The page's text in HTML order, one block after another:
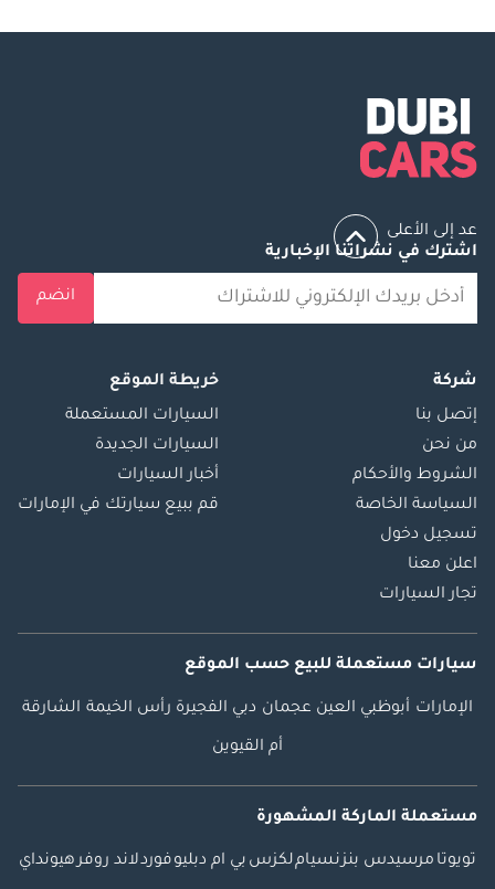
عد إلى الأعلى
اشترك في نشراتنا الإخبارية
انضم
شركة
إتصل بنا
من نحن
الشروط والأحكام
السياسة الخاصة
تسجيل دخول
اعلن معنا
تجار السيارات
خريطة الموقع
السيارات المستعملة
السيارات الجديدة
أخبار السيارات
قم ببيع سيارتك في الإمارات
سيارات مستعملة للبيع حسب الموقع
الإمارات أبوظبي العين عجمان دبي الفجيرة رأس الخيمة الشارقة
أم القيوين
مستعملة الماركة المشهورة
تويوتا مرسيدس بنزنسياملكزس بي ام دبليوفوردلاند روفرهيونداي